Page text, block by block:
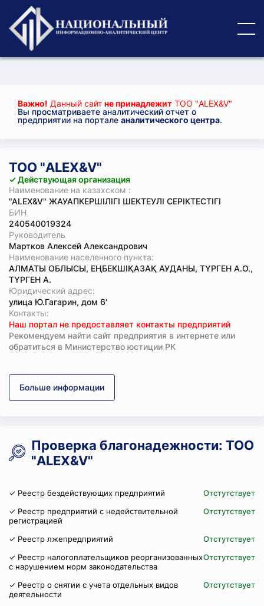
Важно! Данный сайт не принадлежит ТОО "ALEX&V"
Вы просматриваете аналитический отчет о
предприятии на портале аналитического центра.
ТОО "ALEX&V"
✓ Действующая организация
Наименование на казахском :
"ALEX&V" ЖАУАПКЕРШІЛІГІ ШЕКТЕУЛІ СЕРІКТЕСТІГІ
БИН
240540019324
Руководитель
Мартков Алексей Александрович
Наименование населенного пункта:
АЛМАТЫ ОБЛЫСЫ, ЕҢБЕКШІҚАЗАҚ АУДАНЫ, ТҮРГЕН А.О.,
ТҮРГЕН А.
Юридический адрес:
улица Ю.Гагарин, дом 6'
Koнтaкты:
Наш портал не предоставляет контакты предприятий
Рекомендуем найти сайт предприятия в интернете или
обратиться в Министерство юстиции РК
Больше информации
Проверка благонадежности: ТОО
"ALEX&V"
✓ Реестр бездействующих предприятий
Отстутствует
✓ Реестр предприятий с недействительной
регистрацией
Отстутствует
✓ Реестр лжепредприятий
Отстутствует
✓ Реестр налогоплательщиков реорганизованных
с нарушением норм законодательства
Отстутствует
✓ Реестр о снятии с учета отдельных видов
деятельности
Отстутствует